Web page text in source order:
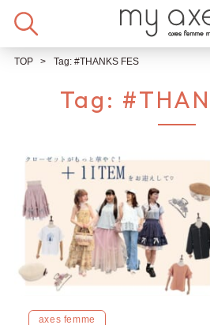
TOP Tag: #THANKS FES
Tag:
axes femme